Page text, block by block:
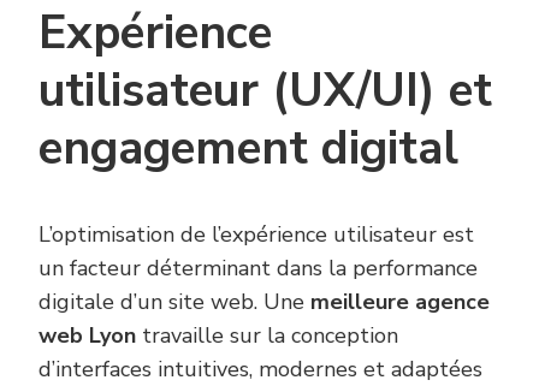
Expérience
utilisateur (UX/UI) et
engagement digital
L’optimisation de l’expérience utilisateur est
un facteur déterminant dans la performance
digitale d’un site web. Une meilleure agence
web Lyon travaille sur la conception
d’interfaces intuitives, modernes et adaptées